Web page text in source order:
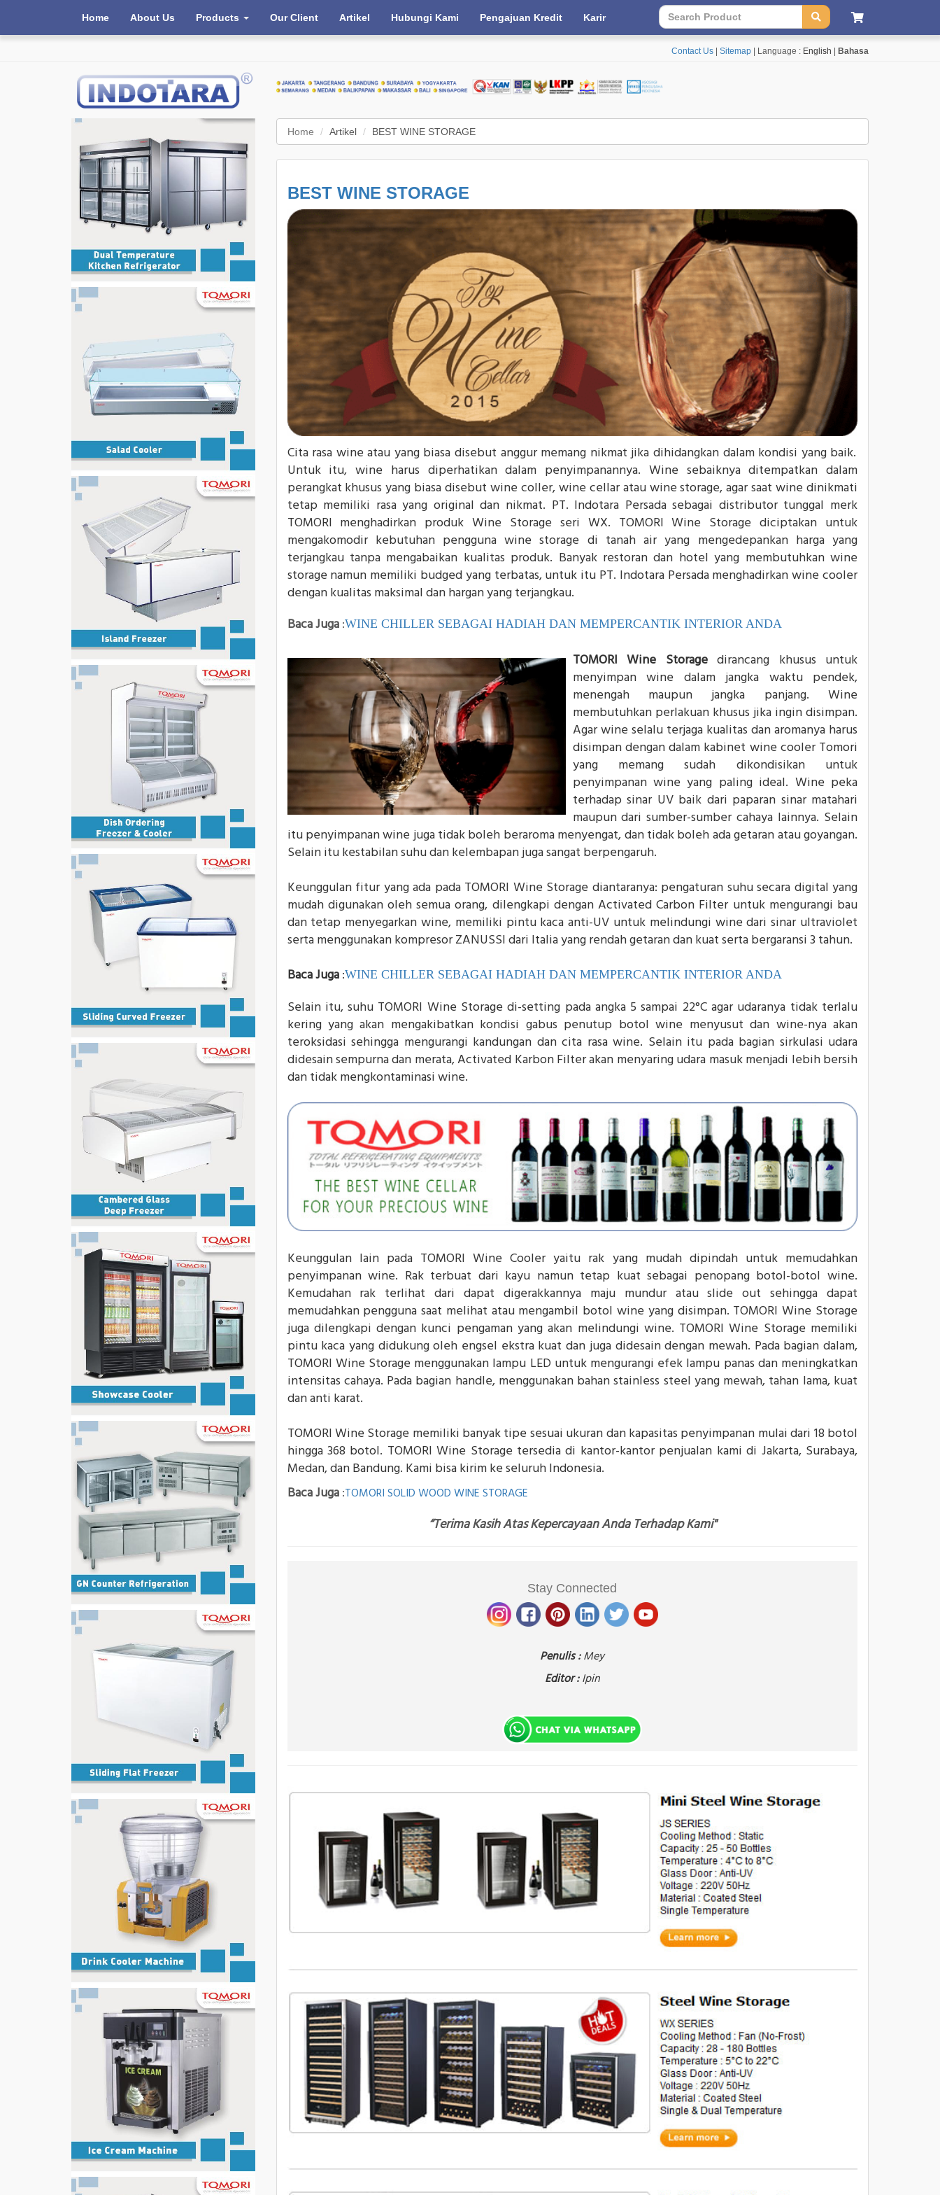
Contact Us Sitemap | Language : English Bahasa
Home About Us Products Our Client Artikel Hubungi Kami Pengajuan Kredit Karir
Home Artikel BEST WINE STORAGE
BEST WINE STORAGE
Cita rasa wine atau yang biasa disebut anggur memang nikmat jika dihidangkan dalam kondisi yang baik.
Untuk itu, wine harus diperhatikan dalam penyimpanannya. Wine sebaiknya ditempatkan dalam
perangkat khusus yang biasa disebut wine coller, wine cellar atau wine storage, agar saat wine dinikmati
tetap memiliki rasa yang original dan nikmat. PT. Indotara Persada sebagai distributor tunggal merk
TOMORI menghadirkan produk Wine Storage seri WX. TOMORI Wine Storage diciptakan untuk
mengakomodir kebutuhan pengguna wine storage di tanah air yang mengedepankan harga yang
terjangkau tanpa mengabaikan kualitas produk. Banyak restoran dan hotel yang membutuhkan wine
storage namun memiliki budged yang terbatas, untuk itu PT. Indotara Persada menghadirkan wine cooler
dengan kualitas maksimal dan hargan yang terjangkau.
Baca Juga:WINE CHILLER SEBAGAI HADIAH DAN MEMPERCANTIK INTERIOR ANDA
TOMORI Wine Storagedirancang khusus untuk
menyimpan wine dalam jangka waktu pendek,
menengah maupun jangka panjang. Wine
membutuhkan perlakuan khusus jika ingin disimpan.
Agar wine selalu terjaga kualitas dan aromanya harus
disimpan dengan dalam kabinet wine cooler Tomori
yang memang sudah dikondisikan untuk
penyimpanan wine yang paling ideal. Wine peka
terhadap sinar UV baik dari paparan sinar matahari
maupun dari sumber-sumber cahaya lainnya. Selain
itu penyimpanan wine juga tidak boleh beraroma menyengat, dan tidak boleh ada getaran atau goyangan.
Selain itu kestabilan suhu dan kelembapan juga sangat berpengaruh.
Keunggulan fitur yang ada pada TOMORI Wine Storage diantaranya: pengaturan suhu secara digital yang
mudah digunakan oleh semua orang, dilengkapi dengan Activated Carbon Filter untuk mengurangi bau
dan tetap menyegarkan wine, memiliki pintu kaca anti-UV untuk melindungi wine dari sinar ultraviolet
serta menggunakan kompresor ZANUSSI dari Italia yang rendah getaran dan kuat serta bergaransi 3 tahun.
Baca Juga:WINE CHILLER SEBAGAI HADIAH DAN MEMPERCANTIK INTERIOR ANDA
Selain itu, suhu TOMORI Wine Storage di-setting pada angka 5 sampai 22°C agar udaranya tidak terlalu
kering yang akan mengakibatkan kondisi gabus penutup botol wine menyusut dan wine-nya akan
teroksidasi sehingga mengurangi kandungan dan cita rasa wine. Selain itu pada bagian sirkulasi udara
didesain sempurna dan merata, Activated Karbon Filter akan menyaring udara masuk menjadi lebih bersih
dan tidak mengkontaminasi wine.
Keunggulan lain pada TOMORI Wine Cooler yaitu rak yang mudah dipindah untuk memudahkan
penyimpanan wine. Rak terbuat dari kayu namun tetap kuat sebagai penopang botol-botol wine.
Kemudahan rak terlihat dari dapat digerakkannya maju mundur atau slide out sehingga dapat
memudahkan pengguna saat melihat atau mengambil botol wine yang disimpan. TOMORI Wine Storage
juga dilengkapi dengan kunci pengaman yang akan melindungi wine. TOMORI Wine Storage memiliki
pintu kaca yang didukung oleh engsel ekstra kuat dan juga didesain dengan mewah. Pada bagian dalam,
TOMORI Wine Storage menggunakan lampu LED untuk mengurangi efek lampu panas dan meningkatkan
intensitas cahaya. Pada bagian handle, menggunakan bahan stainless steel yang mewah, tahan lama, kuat
dan anti karat.
TOMORI Wine Storage memiliki banyak tipe sesuai ukuran dan kapasitas penyimpanan mulai dari 18 botol
hingga 368 botol. TOMORI Wine Storage tersedia di kantor-kantor penjualan kami di Jakarta, Surabaya,
Medan, dan Bandung. Kami bisa kirim ke seluruh Indonesia.
Baca Juga:TOMORI SOLID WOOD WINE STORAGE
“Terima Kasih Atas Kepercayaan Anda Terhadap Kami"
Stay Connected
Penulis :Mey
Editor :Ipin